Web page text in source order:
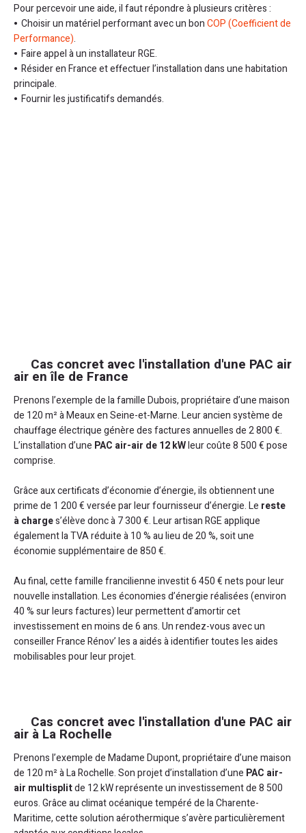
Pour percevoir une aide, il faut répondre à plusieurs critères :
Choisir un matériel performant avec un bonCOP (Coefficient de
Performance).
Faire appel à un installateur RGE.
Résider en France et effectuer l’installation dans une habitation
principale.
Fournir les justificatifs demandés.
Cas concret avec l'installation d'une PAC air
air en île de France
Prenons l’exemple de la famille Dubois, propriétaire d’une maison
de 120 m² à Meaux en Seine-et-Marne. Leur ancien système de
chauffage électrique génère des factures annuelles de 2 800 €.
L’installation d’une PAC air-air de 12 kWleur coûte 8 500 € pose
comprise.
Grâce aux certificats d’économie d’énergie, ils obtiennent une
prime de 1 200 € versée par leur fournisseur d’énergie. Le reste
à charges’élève donc à 7 300 €. Leur artisan RGE applique
également la TVA réduite à 10 % au lieu de 20 %, soit une
économie supplémentaire de 850 €.
Au final, cette famille francilienne investit 6 450 € nets pour leur
nouvelle installation. Les économies d’énergie réalisées (environ
40 % sur leurs factures) leur permettent d’amortir cet
investissement en moins de 6 ans. Un rendez-vous avec un
conseiller France Rénov’ les a aidés à identifier toutes les aides
mobilisables pour leur projet.
Cas concret avec l'installation d'une PAC air
air à La Rochelle
Prenons l’exemple de Madame Dupont, propriétaire d’une maison
de 120 m² à La Rochelle. Son projet d’installation d’une PAC air-
air multisplitde 12 kW représente un investissement de 8 500
euros. Grâce au climat océanique tempéré de la Charente-
Maritime, cette solution aérothermique s’avère particulièrement